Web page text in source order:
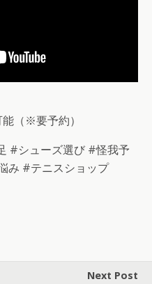
（※要予約）
#シューズ選び #怪我予
み #テニスショップ
Next Post